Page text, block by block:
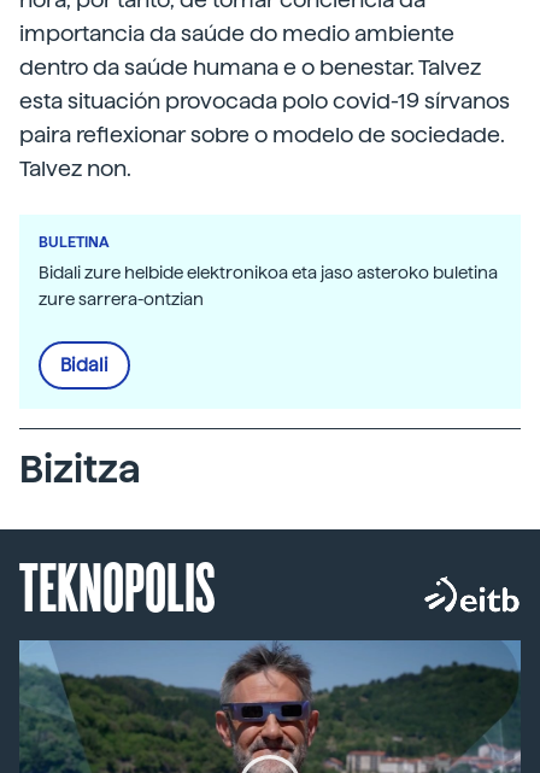
importancia da saúde do medio ambiente
dentro da saúde humana e o benestar. Talvez
esta situación provocada polo covid-19 sírvanos
paira reflexionar sobre o modelo de sociedade.
Talvez non.
BULETINA
Bidali zure helbide elektronikoa eta jaso asteroko buletina
zure sarrera-ontzian
Bidali
Bizitza
TEKNOPOLIS